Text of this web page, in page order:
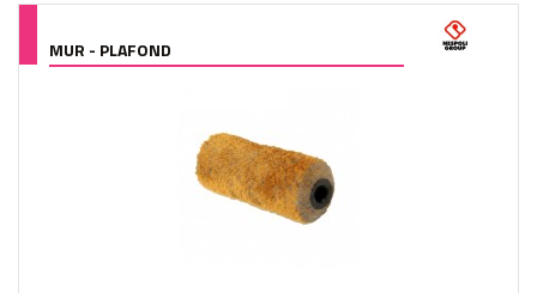
MUR - PLAFOND